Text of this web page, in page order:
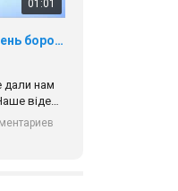
01:01
17 травня IDAHO. Міжнародний день боротьби з гомофобією трансфобією і біфобія.
дали нам
відео-
разом. Ми
та